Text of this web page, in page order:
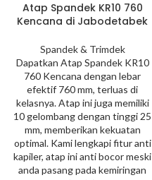
Atap Spandek KR10 760
Kencana di Jabodetabek
Spandek & Trimdek
Dapatkan Atap Spandek KR10
760 Kencana dengan lebar
efektif 760 mm, terluas di
kelasnya. Atap ini juga memiliki
10 gelombang dengan tinggi 25
mm, memberikan kekuatan
optimal. Kami lengkapi fitur anti
kapiler, atap ini anti bocor meski
anda pasang pada kemiringan